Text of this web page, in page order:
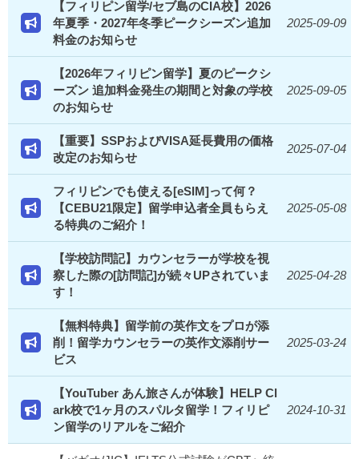
【フィリピン留学/セブ島のCIA校】2026
年夏季・2027年冬季ピークシーズン追加
料金のお知らせ
2025-09-09
【2026年フィリピン留学】夏のピークシ
ーズン 追加料金発生の期間と対象の学校
のお知らせ
2025-09-05
【重要】SSPおよびVISA延長費用の価格
改定のお知らせ
2025-07-04
フィリピンでも使える[eSIM]って何？
【CEBU21限定】留学申込者全員もらえ
る特典のご紹介！
2025-05-08
【学校訪問記】カウンセラーが学校を視
察した際の[訪問記]が続々UPされていま
す！
2025-04-28
【無料特典】留学前の英作文をプロが添
削！留学カウンセラーの英作文添削サー
ビス
2025-03-24
【YouTuber あん旅さんが体験】HELP Cl
ark校で1ヶ月のスパルタ留学！フィリピ
ン留学のリアルをご紹介
2024-10-31